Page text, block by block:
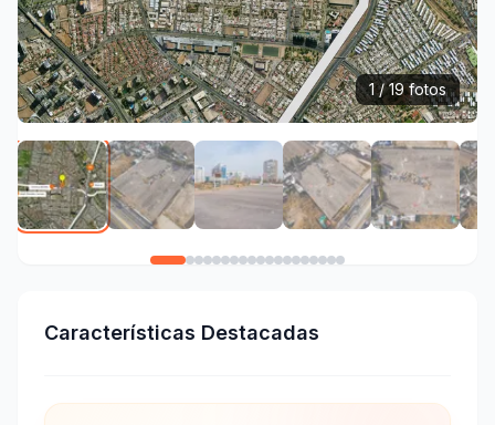
1 / 19 fotos
Características Destacadas